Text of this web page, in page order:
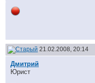
21.02.2008, 20:14
Дмитрий
Юрист